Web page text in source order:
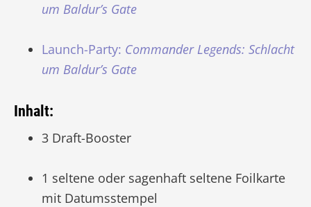
um Baldur’s Gate
Launch-Party: Commander Legends: Schlacht
um Baldur’s Gate
Inhalt:
3 Draft-Booster
1 seltene oder sagenhaft seltene Foilkarte
mit Datumsstempel